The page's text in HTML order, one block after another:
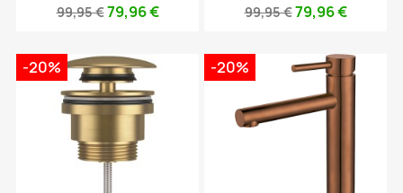
99,95 €79,96 €
99,95 €79,96 €
-20% -20%